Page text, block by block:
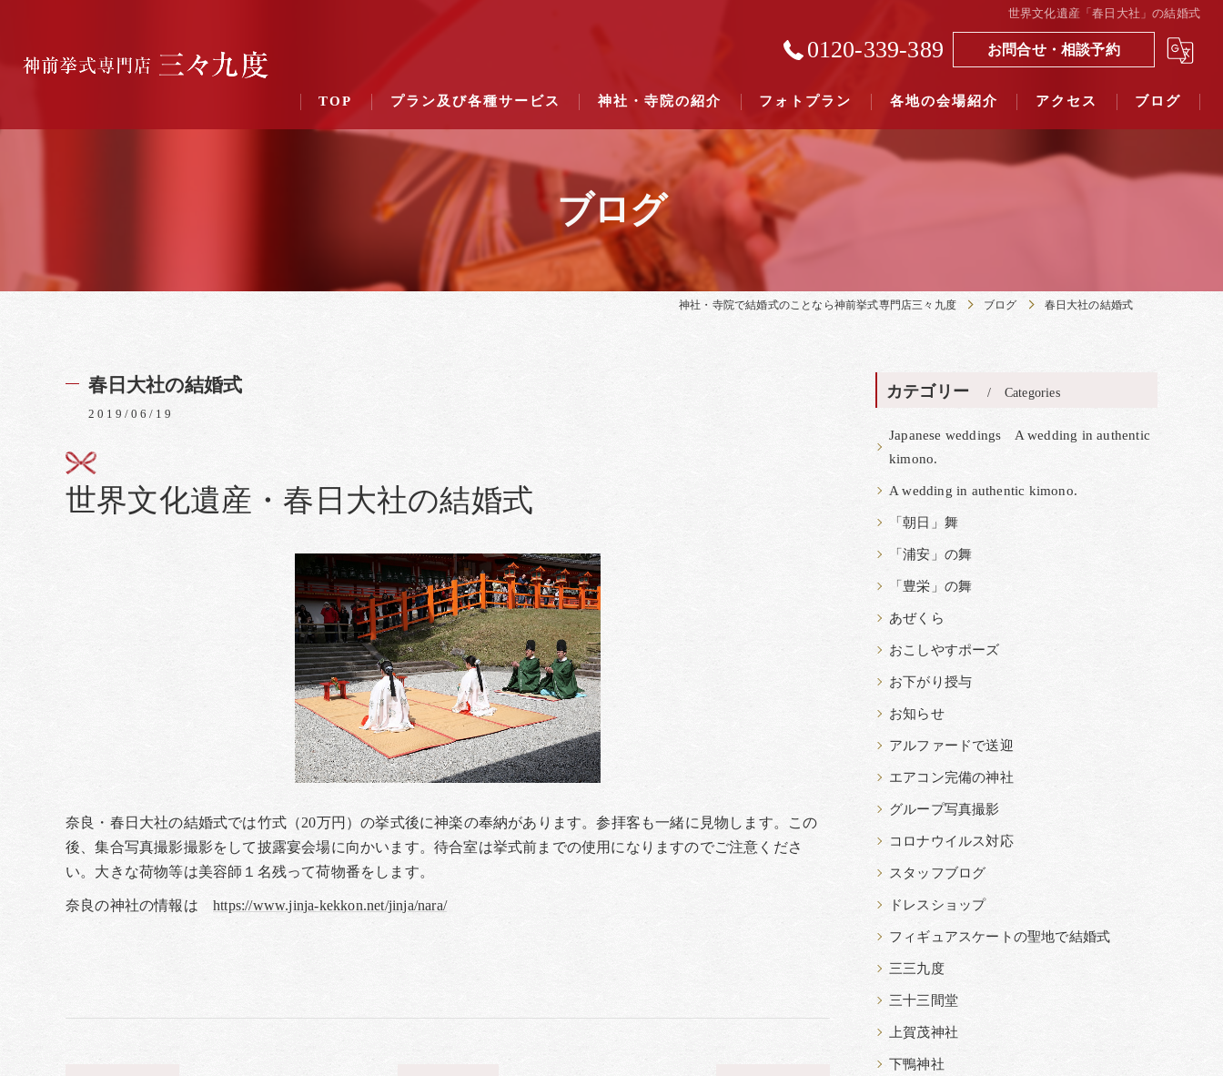
世界文化遺産「春日大社」の結婚式
0120-339-389 お問合せ・相談予約
TOP プラン及び各種サービス 神社・寺院の紹介
結婚式のできる東京都下の神社一覧（４０社寺）｜三々九度東京
結婚式のできる関東六県の神社一覧（７５社）県別表示｜三々九度東京
フォトプラン 各地の会場紹介 アクセス ブログ
ブログ
神社・寺院で結婚式のことなら神前挙式専門店三々九度 ブログ 春日大社の結婚式
春日大社の結婚式
2019/06/19
世界文化遺産・春日大社の結婚式
奈良・春日大社の結婚式では竹式（20万円）の挙式後に神楽の奉納があります。参拝客も一緒に見物します。この
後、集合写真撮影撮影をして披露宴会場に向かいます。待合室は挙式前までの使用になりますのでご注意くださ
い。大きな荷物等は美容師１名残って荷物番をします。
奈良の神社の情報は https://www.jinja-kekkon.net/jinja/nara/
カテゴリー Categories
Japanese weddings A wedding in authentic
kimono.
A wedding in authentic kimono.
「朝日」舞
「浦安」の舞
「豊栄」の舞
あぜくら
おこしやすポーズ
お下がり授与
お知らせ
アルファードで送迎
エアコン完備の神社
グループ写真撮影
コロナウイルス対応
スタッフブログ
ドレスショップ
フィギュアスケートの聖地で結婚式
三三九度
三十三間堂
上賀茂神社
下鴨神社